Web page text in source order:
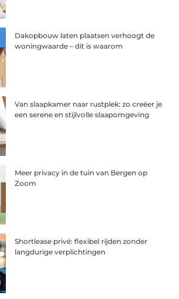
Dakopbouw laten plaatsen verhoogt de
woningwaarde – dit is waarom
Van slaapkamer naar rustplek: zo creëer je
een serene en stijlvolle slaapomgeving
Meer privacy in de tuin van Bergen op
Zoom
Shortlease privé: flexibel rijden zonder
langdurige verplichtingen